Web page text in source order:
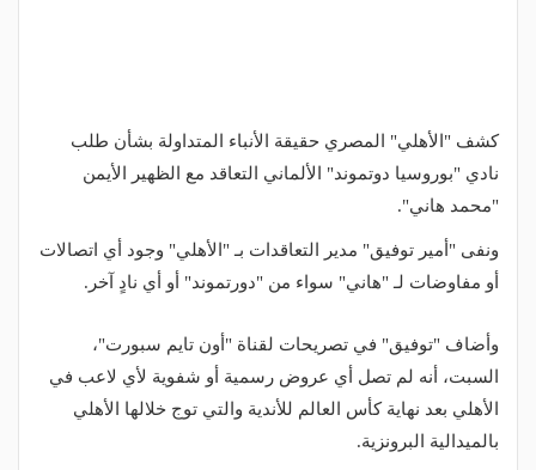
كشف "الأهلي" المصري حقيقة الأنباء المتداولة بشأن طلب
نادي "بوروسيا دوتموند" الألماني التعاقد مع الظهير الأيمن
"محمد هاني".
ونفى "أمير توفيق" مدير التعاقدات بـ "الأهلي" وجود أي اتصالات
أو مفاوضات لـ "هاني" سواء من "دورتموند" أو أي نادٍ آخر.
وأضاف "توفيق" في تصريحات لقناة "أون تايم سبورت"،
السبت، أنه لم تصل أي عروض رسمية أو شفوية لأي لاعب في
الأهلي بعد نهاية كأس العالم للأندية والتي توج خلالها الأهلي
بالميدالية البرونزية.